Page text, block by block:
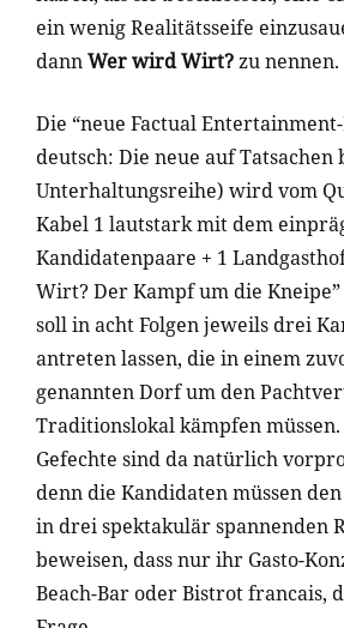
ein wenig Realitätsseife
dannWer wird Wirt?zu nennen.
Die “neue Factual
deutsch: Die neue auf Tatsachen
Unterhaltungsreihe) wird vom
Kabel 1 lautstark mit dem
Kandidatenpaare + 1
Wirt? Der Kampf um die
soll in acht Folgen jeweils drei
antreten lassen, die in einem
genannten Dorf um den
Traditionslokal kämpfen
Gefechte sind da natürlich
denn die Kandidaten müssen
in drei spektakulär spannenden
beweisen, dass nur ihr Gasto-
Beach-Bar oder Bistrot francais,